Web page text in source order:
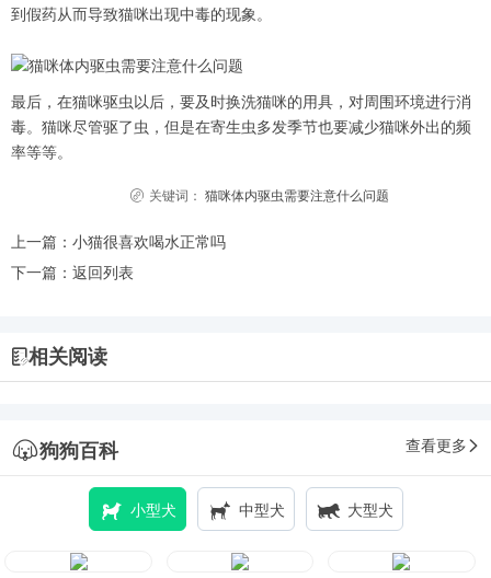
到假药从而导致猫咪出现中毒的现象。
最后，在猫咪驱虫以后，要及时换洗猫咪的用具，对周围环境进行消
毒。猫咪尽管驱了虫，但是在寄生虫多发季节也要减少猫咪外出的频
率等等。
关键词： 猫咪体内驱虫需要注意什么问题
上一篇： 小猫很喜欢喝水正常吗
下一篇： 返回列表
相关阅读
狗狗百科 查看更多
小型犬 中型犬 大型犬